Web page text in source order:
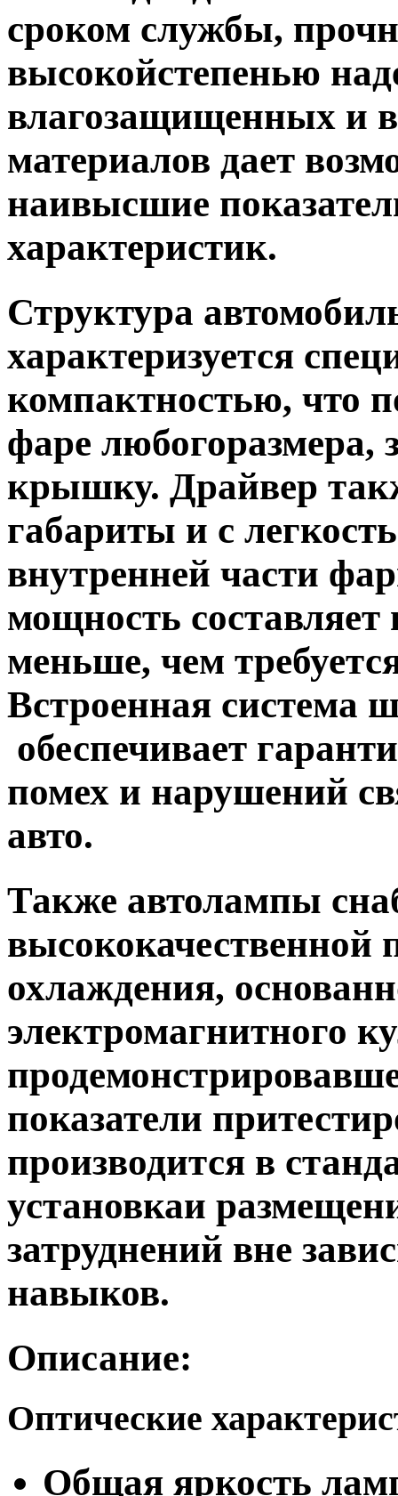
сроком службы,
высокойстепенью
влагозащищенных и
материалов дает
наивысшие
характеристик.
Структура
характеризуется
компактностью, что
фаре
крышку. Драйвер
габариты и с
внутренней части
мощность составляет
меньше, чем
Встроенная система
обеспечивает
помех и нарушений
авто.
Также автолампы
высококачественной
охлаждения,
электромагнитного
показатели
производится в
установкаи
затруднений вне
навыков.
Описание:
Оптические
Общая яркость